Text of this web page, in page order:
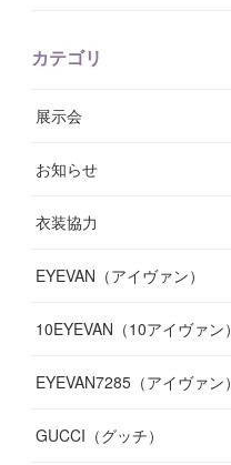
9
(14
(8
(9
(14
(19
(12)
(10)
(12
(10
(17)
(11)
(10)
(9
(7
(7
(10)
(11)
12)
(3
( 7
(13)
(11)
(13)
7)
(
( 5
(8)
(12)
11)
(10 )
(10)
13)
カテゴリ
展示会
お知らせ
衣装協力
EYEVAN（アイヴァン）
10EYEVAN（10アイヴァン）
EYEVAN7285（アイヴァン）
GUCCI（グッチ）